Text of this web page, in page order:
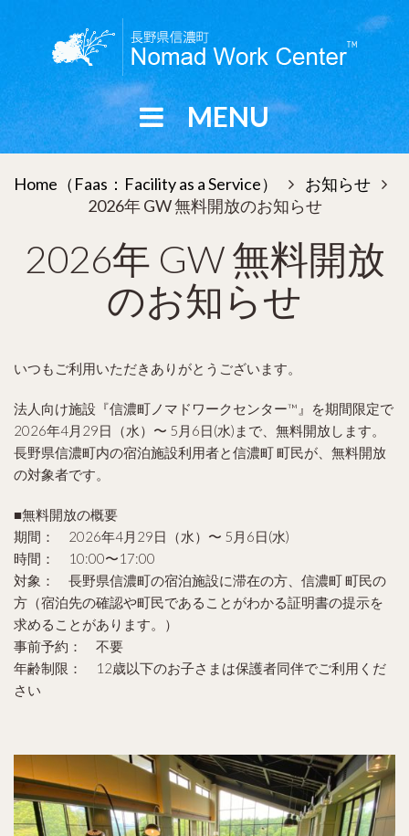
o
MENU
Home（Faas：Facility as a Service）  お知らせ 
2026年 GW 無料開放のお知らせ
2026年 GW 無料開放
のお知らせ
いつもご利用いただきありがとうございます。
法人向け施設『信濃町ノマドワークセンター™』を期間限定で
2026年4月29日（水）〜 5月6日(水)まで、無料開放します。
長野県信濃町内の宿泊施設利用者と信濃町 町民が、無料開放
の対象者です。
■無料開放の概要
期間： 2026年4月29日（水）〜 5月6日(水)
時間： 10:00〜17:00
対象： 長野県信濃町の宿泊施設に滞在の方、信濃町 町民の
方（宿泊先の確認や町民であることがわかる証明書の提示を
求めることがあります。）
事前予約： 不要
年齢制限： 12歳以下のお子さまは保護者同伴でご利用くだ
さい